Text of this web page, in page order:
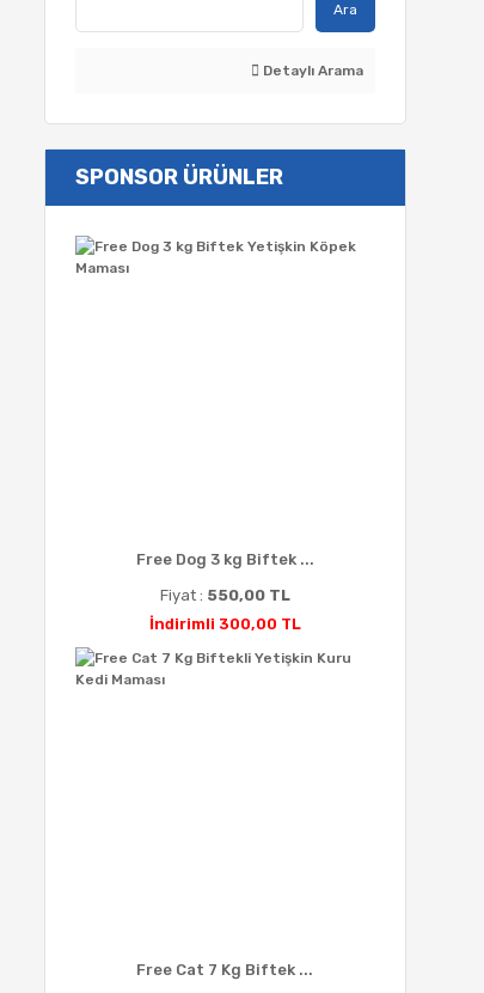
Ara
Detaylı Arama
SPONSOR ÜRÜNLER
Free Dog 3 kg Biftek ...
Fiyat : 550,00 TL
İndirimli 300,00 TL
Free Cat 7 Kg Biftek ...